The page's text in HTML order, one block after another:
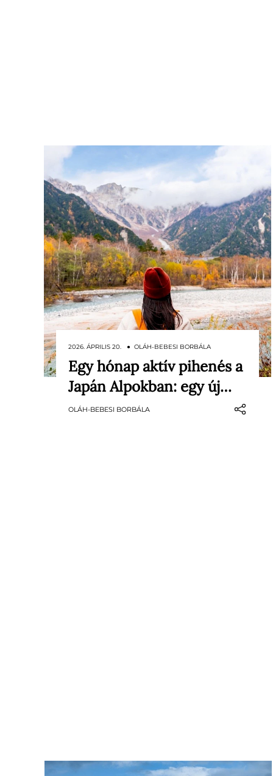
Egy japán startup, a Goodpace
kísérleti programot indít: egy
hónapra a Japán Alpokba
2026. ÁPRILIS 20. ● OLÁH-BEBESI BORBÁLA
Egy hónap aktív pihenés a
Japán Alpokban: egy új…
OLÁH-BEBESI BORBÁLA